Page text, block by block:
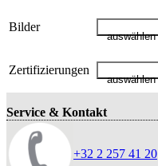
Bilder
auswählen
Zertifizierungen
auswählen
Service & Kontakt
+32 2 257 41 20